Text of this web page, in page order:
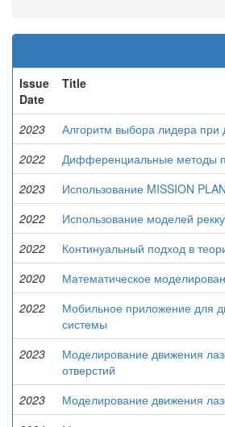
Issue
Date
Title
2023 Алгоритм выбора лидера
2022
Дифференциальные методы
2023
Использование MISSION
2022
Использование моделей
2022
Континуальный подход в
2020
Математическое
2022
Мобильное приложение для
системы
2023
Моделирование движения
отверстий
2023 Моделирование движения